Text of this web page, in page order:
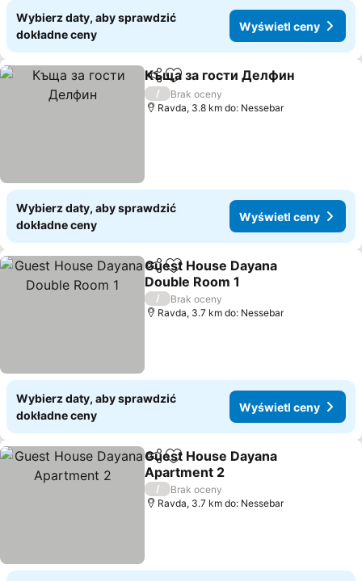
Wybierz daty, aby sprawdzić
dokładne ceny
Wyświetl ceny
Udostępnij
Dodaj do ulubionych
Къща за гости Делфин
/
Brak oceny
Ravda, 3.8 km do: Nessebar
Wybierz daty, aby sprawdzić
dokładne ceny
Wyświetl ceny
Udostępnij
Dodaj do ulubionych
Guest House Dayana
Double Room 1
/
Brak oceny
Ravda, 3.7 km do: Nessebar
Wybierz daty, aby sprawdzić
dokładne ceny
Wyświetl ceny
Udostępnij
Dodaj do ulubionych
Guest House Dayana
Apartment 2
/
Brak oceny
Ravda, 3.7 km do: Nessebar